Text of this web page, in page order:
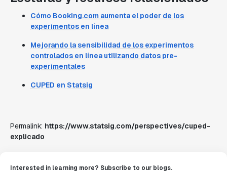
Cómo Booking.com aumenta el poder de los
experimentos en línea
Mejorando la sensibilidad de los experimentos
controlados en línea utilizando datos pre-
experimentales
CUPED en Statsig
Permalink: https://www.statsig.com/perspectives/cuped-
explicado
Interested in learning more? Subscribe to our blogs.